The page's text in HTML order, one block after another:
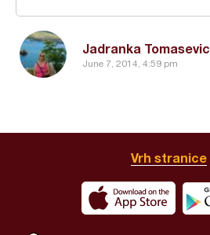
Jadranka Tomasevic
June 7, 2014, 4:59 pm
Vrh stranice